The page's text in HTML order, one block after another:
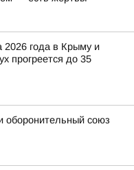
2026 года в Крыму и
прогреется до 35
оборонительный союз